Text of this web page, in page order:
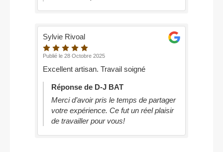
Sylvie Rivoal
Publié le 28 Octobre 2025
Excellent artisan. Travail soigné
Réponse de D-J BAT
Merci d’avoir pris le temps de partager
votre expérience. Ce fut un réel plaisir
de travailler pour vous!